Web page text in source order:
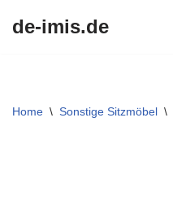
de-imis.de
Home \ Sonstige Sitzmöbel \